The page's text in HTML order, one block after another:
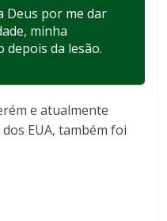
Deus por me dar
minha
depois da lesão.
e atualmente
EUA, também foi